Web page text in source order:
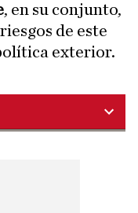
, en su conjunto,
de este
exterior.